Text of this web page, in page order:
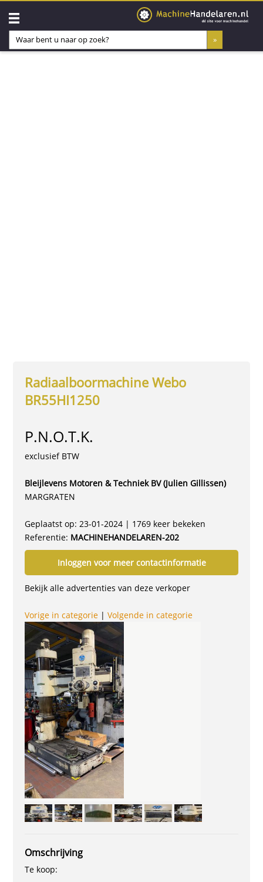
Radiaalboormachine Webo
BR55HI1250
P.N.O.T.K.
exclusief BTW
Bleijlevens Motoren & Techniek BV (Julien Gillissen)
MARGRATEN
Geplaatst op: 23-01-2024 | 1769 keer bekeken
Referentie: MACHINEHANDELAREN-202
Inloggen voor meer contactinformatie
Bekijk alle advertenties van deze verkoper
Vorige in categorie |Volgende in categorie
Omschrijving
Te koop: